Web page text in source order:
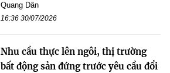
Quang Dân
16:36 30/07/2026
Nhu cầu thực lên ngôi, thị trường
bất động sản đứng trước yêu cầu đổi